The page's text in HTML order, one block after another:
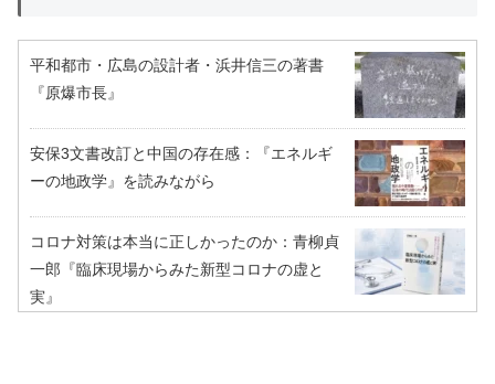
平和都市・広島の設計者・浜井信三の著書
『原爆市長』
安保3文書改訂と中国の存在感：『エネルギ
ーの地政学』を読みながら
コロナ対策は本当に正しかったのか：青柳貞
一郎『臨床現場からみた新型コロナの虚と
実』